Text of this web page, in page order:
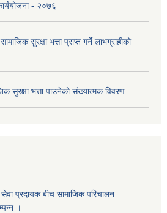
- २०७६
सुरक्षा भत्ता प्राप्त गर्ने लाभग्राहीको
सुरक्षा भत्ता पाउनेको संख्यात्मक विवरण
प्रदायक बीच सामाजिक परिचालन
।